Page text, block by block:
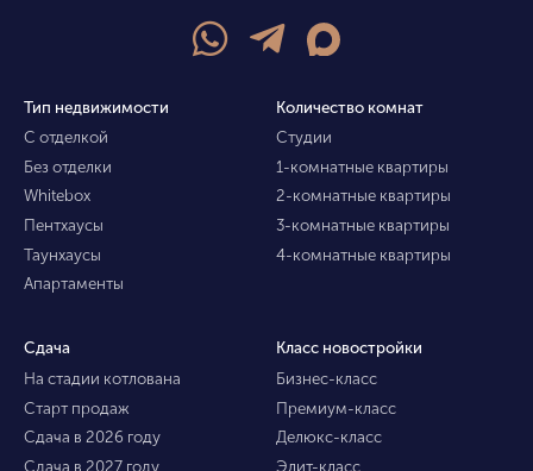
Тип недвижимости
С отделкой
Без отделки
Whitebox
Пентхаусы
Таунхаусы
Апартаменты
Количество комнат
Студии
1-комнатные квартиры
2-комнатные квартиры
3-комнатные квартиры
4-комнатные квартиры
Сдача
На стадии котлована
Старт продаж
Сдача в 2026 году
Сдача в 2027 году
Класс новостройки
Бизнес-класс
Премиум-класс
Делюкс-класс
Элит-класс